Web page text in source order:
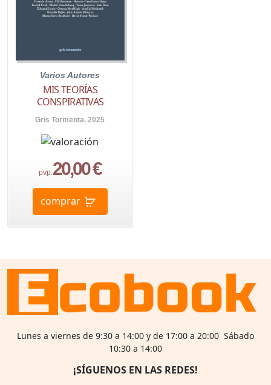
Varios Autores
MIS TEORÍAS
CONSPIRATIVAS
Gris Tormenta. 2025
pvp.20,00 €
comprar
Lunes a viernes de 9:30 a 14:00 y de 17:00 a 20:00 Sábado
10:30 a 14:00
¡SÍGUENOS EN LAS REDES!